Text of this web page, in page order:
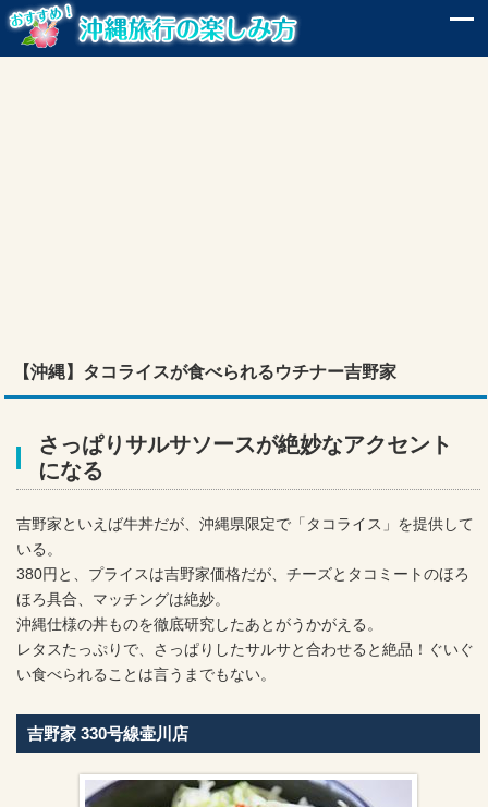
【沖縄】タコライスが食べられるウチナー吉野家
さっぱりサルサソースが絶妙なアクセント
になる
吉野家といえば牛丼だが、沖縄県限定で「タコライス」を提供して
いる。
380円と、プライスは吉野家価格だが、チーズとタコミートのほろ
ほろ具合、マッチングは絶妙。
沖縄仕様の丼ものを徹底研究したあとがうかがえる。
レタスたっぷりで、さっぱりしたサルサと合わせると絶品！ぐいぐ
い食べられることは言うまでもない。
吉野家 330号線壷川店